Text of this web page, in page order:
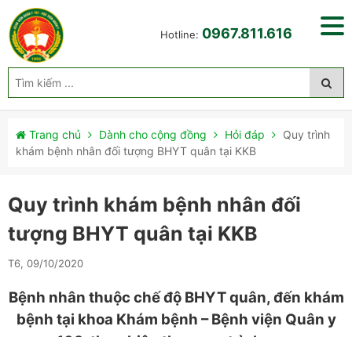
Hotline: 0967.811.616
Trang chủ Dành cho cộng đồng Hỏi đáp
Quy trình
khám bệnh nhân đối tượng BHYT quân tại KKB
Quy trình khám bệnh nhân đối
tượng BHYT quân tại KKB
T6, 09/10/2020
Bệnh nhân thuộc chế độ BHYT quân, đến khám
bệnh tại khoa Khám bệnh – Bệnh viện Quân y